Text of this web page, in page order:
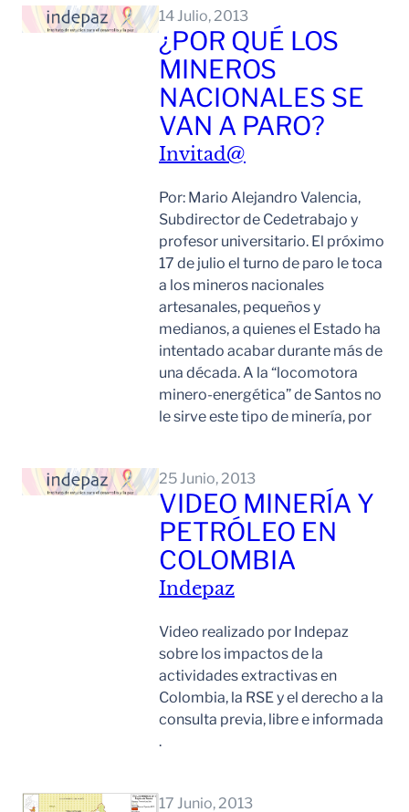
14 Julio, 2013
¿POR QUÉ LOS
MINEROS
NACIONALES SE
VAN A PARO?
Invitad@
Por: Mario Alejandro Valencia,
Subdirector de Cedetrabajo y
profesor universitario. El próximo
17 de julio el turno de paro le toca
a los mineros nacionales
artesanales, pequeños y
medianos, a quienes el Estado ha
intentado acabar durante más de
una década. A la “locomotora
minero-energética” de Santos no
le sirve este tipo de minería, por
25 Junio, 2013
VIDEO MINERÍA Y
PETRÓLEO EN
COLOMBIA
Indepaz
Video realizado por Indepaz
sobre los impactos de la
actividades extractivas en
Colombia, la RSE y el derecho a la
consulta previa, libre e informada
.
17 Junio, 2013